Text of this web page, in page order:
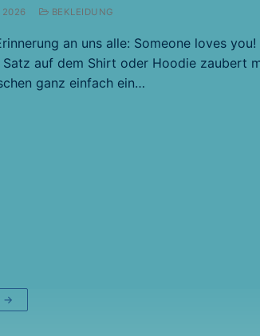
2026 BEKLEIDUNG
an uns alle: Someone loves you!
Satz auf dem Shirt oder Hoodie zaubert
ganz einfach ein…
→